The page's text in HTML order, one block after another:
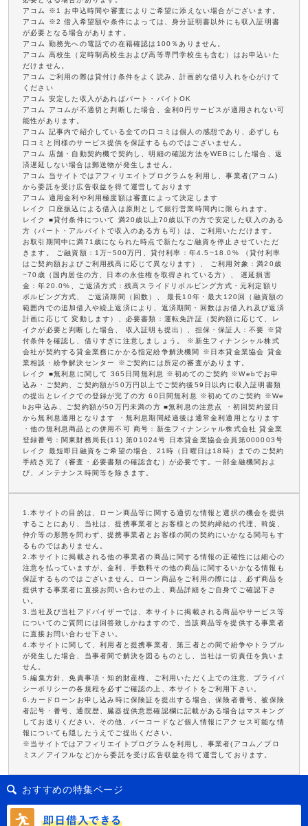
アコム ※1 お申込時間や審査によりご希望に添えない場合がございます。
アコム ※2 借入希望額や条件によっては、身分証明書以外にも収入証明書
が必要となる場合があります。
アコム 勤務先への電話での在籍確認は100％ありません。
アコム 高校生（定時制高校生および高等専門学校生も含む）はお申込いた
だけません。
アコム ご利用の際は貸付け条件をよく読み、計画的な借り入れを心がけて
ください
アコム 安定した収入があればパート・バイトOK
アコム アコムが不適切と判断した場合、金利0円サービスが適用されない可
能性があります。
アコム 記事内で紹介している全ての口コミは個人の感想であり、必ずしも
口コミと同様のサービス提供を保証するものではございません。
アコム 店舗・自動契約機で契約し、明細の確認方法をWEBにした場合、返
済遅延しない場合は郵送物が発生しません。
アコム 当サイトではアフィリエイトプログラムを利用し、事業者(アコム)
から委託を受け広告収益を得て運営しております
アコム 適用金利や利用極度額は審査によって決定します
レイク 口座振込による借入は原則として銀行営業時間内に限られます。
レイク ■貸付条件について 満20歳以上70歳以下の方で安定した収入のある
方（パート・アルバイトで収入のある方も可）は、ご利用いただけます。
お取引期間中に満71歳になられた時点で新たなご融資を停止させていただ
きます。 ご融資額：1万~500万円、貸付利率：年4.5~18.0% （貸付利率
はご契約額およびご利用残高に応じて異なります）、 ご利用対象：満20歳
~70歳（国内居住の方、日本の永住権を取得されている方）、 遅延損害
金：年20.0%、ご返済方式：残高スライドリボルビング方式・元利定額リ
ボルビング方式、 ご返済期間（回数）、 最長10年・最大120回（融資額の
範囲内での追加借入や繰上返済により、返済期間・回数はお借入れ及び返済
計画に応じて 変動します）、必要書類：運転免許証（契約額に応じて、レ
イクが必要と判断した場合、 収入証明も提出）、担保・保証人：不要 ※貸
付条件を確認し、借りすぎに注意しましょう。 ※新生フィナンシャル株式
会社が契約する貸金業務にかかる指定紛争解決機関 ※日本貸金業協会 貸金
業相談・紛争解決センター ※ご契約には所定の審査があります。
レイク ■無利息に関して 365日間無利息 ※初めてのご契約 ※Webでお申
込み・ご契約、ご契約額が50万円以上でご契約後59日以内に収入証明書類
の提出とレイクでの登録が完了の方 60日間無利息 ※初めてのご契約 ※We
bお申込み、ご契約額が50万円未満の方 ■無利息の注意点 ・初回契約翌日
から無利息適用となります ・無利息期間経過後は通常金利適用となります
・他の無利息商品との併用不可 商号：新生フィナンシャル株式会社 貸金業
登録番号：関東財務局長(11) 第01024号 日本貸金業協会会員第000003号
レイク 最短即日融資をご希望の場合、21時（日曜日は18時）までのご契約
手続き完了（審査・必要書類の確認含む）が必要です。一部金融機関およ
び、メンテナンス時間等を除きます。
1.本サイトの目的は、ローン商品等に関する適切な情報と選択の機会を提供
することにあり、当社は、提携事業者とお客様との契約締結の代理、斡旋、
仲介等の形態を問わず、提携事業者とお客様の間の契約にいかなる関与もす
るものではありません。
2.本サイトに掲載される他の事業者の商品に関する情報の正確性には細心の
注意を払っていますが、金利、手数料その他の商品に関するいかなる情報も
保証するものではございません。ローン商品をご利用の際には、必ず商品を
提供する事業者に直接お問い合わせの上、商品詳細をご自身でご確認下さ
い。
3.当社及び当社アドバイザーでは、本サイトに掲載される商品やサービス等
についてのご質問には回答致しかねますので、当該商品等を提供する事業者
に直接お問い合わせ下さい。
4.本サイトに関して、利用者と提携事業者、第三者との間で紛争やトラブル
が発生した場合、当事者間で解決を図るものとし、当社は一切責任を負いま
せん。
5.編集方針、免責事項・知的財産権、ご利用いただく上での注意、プライバ
シーポリシーの各規程を必ずご確認の上、本サイトをご利用下さい。
6.カードローンお申し込み時に保険証を提出する場合、保険者番号、被保険
者記号・番号、通院歴、臓器提供意思確認欄に記載がある場合はマスキング
してお送りください。その他、バーコードなど個人情報にアクセス可能な情
報についても隠したうえでご提出ください。
※当サイトではアフィリエイトプログラムを利用し、事業者(アコム／プロ
ミス／アイフルなど)から委託を受け広告収益を得て運営しております。
おすすめの特集ページ